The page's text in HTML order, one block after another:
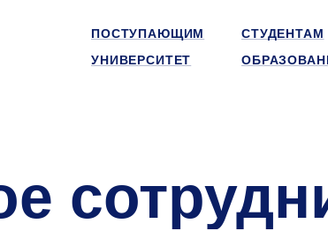
ПОСТУПАЮЩИМ
СТУДЕНТАМ
УНИВЕРСИТЕТ